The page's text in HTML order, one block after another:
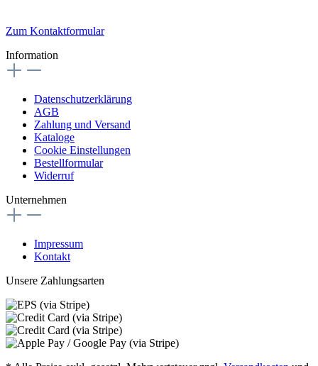
Zum Kontaktformular
Information
Datenschutzerklärung
AGB
Zahlung und Versand
Kataloge
Cookie Einstellungen
Bestellformular
Widerruf
Unternehmen
Impressum
Kontakt
Unsere Zahlungsarten